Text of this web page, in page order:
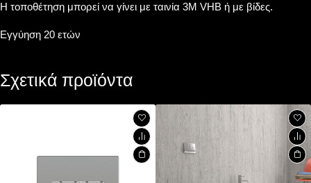
Η τοποθέτηση μπορεί να γίνει με ταινία 3Μ VHB ή με βίδες.
Εγγύηση 20 ετών
Σχετικά προϊόντα